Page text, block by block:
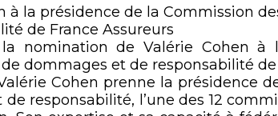
à la présidence de la Commission
de France Assureurs
la nomination de Valérie Cohen à
dommages et de responsabilité de
Cohen prenne la présidence
responsabilité, l’une des 12